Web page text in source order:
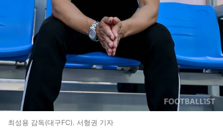
최성용 감독(대구FC). 서형권 기자